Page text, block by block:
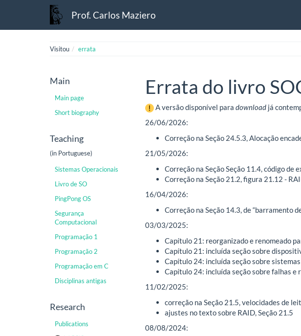
Prof. Carlos Maziero
Visitou errata
Main
Main page
Short biography
Teaching
(in Portuguese)
Sistemas Operacionais
Livro de SO
PingPong OS
Segurança
Computacional
Programação 1
Programação 2
Programação em C
Disciplinas antigas
Research
Publications
Errata do livro
A versão disponível para download já
26/06/2026:
Correção na Seção 24.5.3, Alocação
21/05/2026:
Correção na Seção Seção 11.4, código
Correção na Seção 21.2, figura 21.12 -
16/04/2026:
Correção na Seção 14.3, de “barramento
03/03/2025:
Capítulo 21: reorganizado e renomeado
Capítulo 21: incluída seção sobre
Capítulo 24: incluída seção sobre
Capítulo 24: incluída seção sobre falhas e
11/02/2025:
correção na Seção 21.5, velocidades de
ajustes no texto sobre RAID, Seção 21.5
08/08/2024: